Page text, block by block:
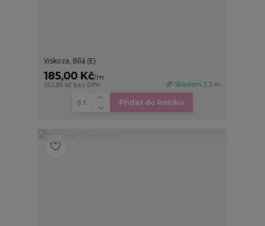
Viskoza, Bílá (E)
185,00 Kč/m
152,89 Kč bez DPH 🌈 Skladem 3.3 m
Přidat do košíku